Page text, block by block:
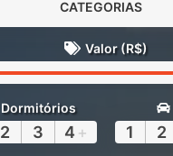
CATEGORIAS
Valor (R$)
Dormitórios
2 3 4 + 1 2